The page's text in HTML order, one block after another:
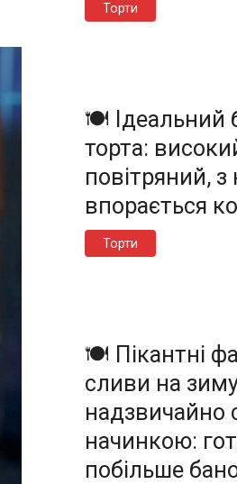
Торти
🍽️ Ідеальний
торта:
повітряний,
впорається
Торти
🍽️ Пікантні
сливи на
надзвичайно
начинкою:
побільше